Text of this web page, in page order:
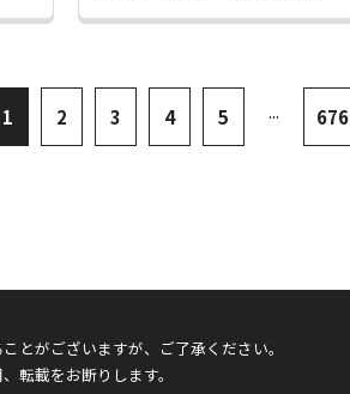
1 2 3 4 5 ... 676
とがございますが、ご了承ください。
転載をお断りします。